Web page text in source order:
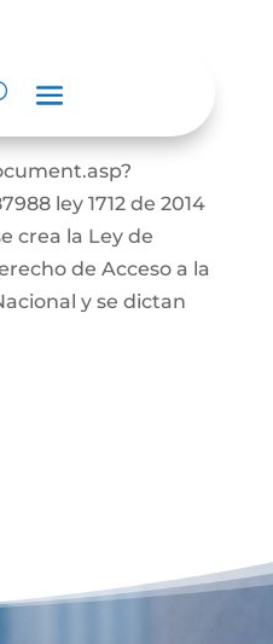
de Colombia
ley 1712 de 2014
crea la Ley de
de Acceso a la
y se dictan